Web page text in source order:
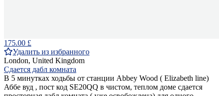
175.00 £
Удалить из избранного
London, United Kingdom
Сдается дабл комната
В 5 минутках ходьбы от станции Abbey Wood ( Elizabeth line)
Аббе вуд , пост код SE20QQ в чистом, теплом доме сдается